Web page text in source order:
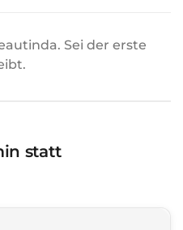
Sei der erste
statt